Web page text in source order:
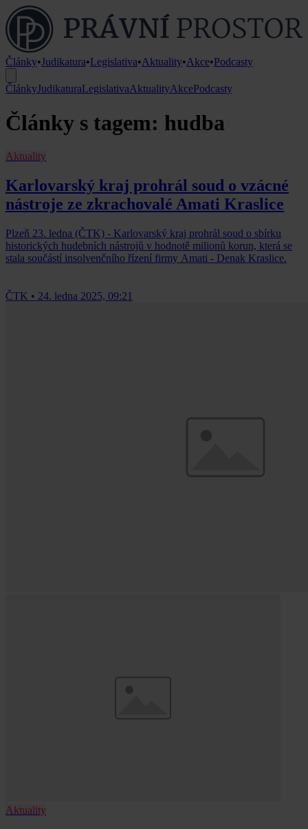
Články•Judikatura•Legislativa•Aktuality•Akce•Podcasty
ČlánkyJudikaturaLegislativaAktualityAkcePodcasty
Články s tagem: hudba
Aktuality
Karlovarský kraj prohrál soud o vzácné
nástroje ze zkrachovalé Amati Kraslice
Plzeň 23. ledna (ČTK) - Karlovarský kraj prohrál soud o sbírku
historických hudebních nástrojů v hodnotě milionů korun, která se
stala součástí insolvenčního řízení firmy Amati - Denak Kraslice.
ČTK • 24. ledna 2025, 09:21
Aktuality